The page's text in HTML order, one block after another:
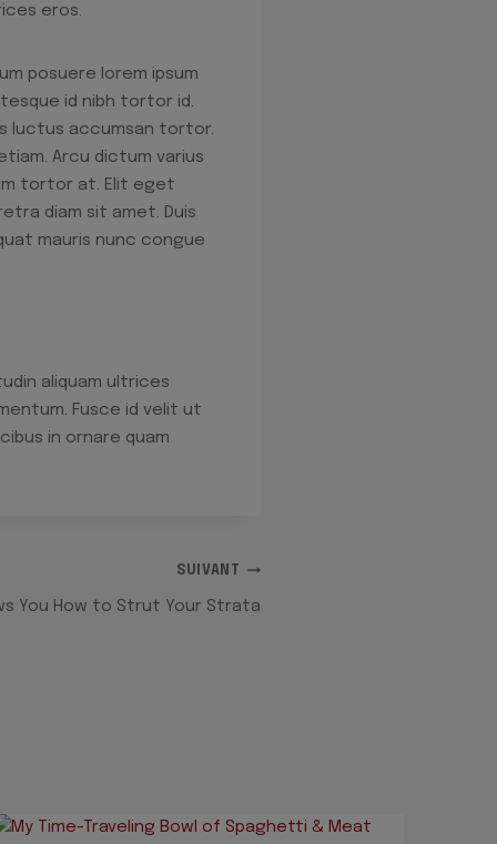
eros.
posuere lorem ipsum
id nibh tortor id.
luctus accumsan tortor.
Arcu dictum varius
tortor at. Elit eget
diam sit amet. Duis
mauris nunc congue
aliquam ultrices
Fusce id velit ut
in ornare quam
SUIVANT
You How to Strut Your Strata